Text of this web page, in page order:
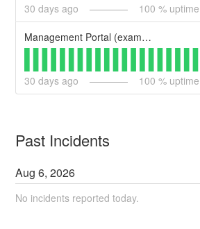
30 days ago 100 % uptime
Management Portal (example)
30 days ago 100 % uptime
Past Incidents
Aug6,2026
No incidents reported today.